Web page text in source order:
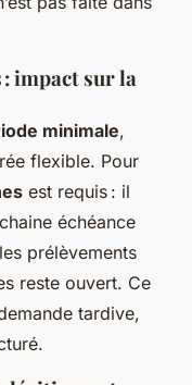
impact sur la
minimale,
flexible. Pour
est requis : il
échéance
prélèvements
reste ouvert. Ce
tardive,